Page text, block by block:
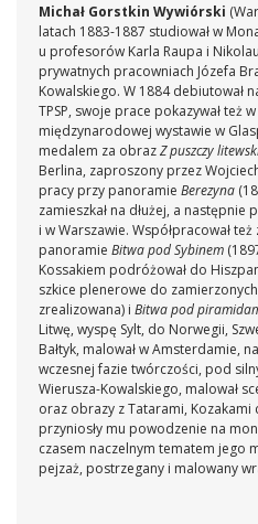
Michał Gorstkin Wywiórski
latach 1883-1887 studiował w
u profesorów Karla Raupa i
prywatnych pracowniach Józefa
Kowalskiego. W 1884 debiutował
TPSP, swoje prace pokazywał też
międzynarodowej wystawie w
medalem za obrazZ puszczy
Berlina, zaproszony przez
pracy przy panoramie Berezyna
zamieszkał na dłużej, a następnie
i w Warszawie. Współpracował też
panoramie Bitwa pod Sybinem
Kossakiem podróżował do
szkice plenerowe do
zrealizowana) i Bitwa pod
Litwę, wyspę Sylt, do Norwegii,
Bałtyk, malował w Amsterdamie,
wczesnej fazie twórczości, pod
Wierusza-Kowalskiego, malował
oraz obrazy z Tatarami, Kozakami
przyniosły mu powodzenie na
czasem naczelnym tematem jego
pejzaż, postrzegany i malowany